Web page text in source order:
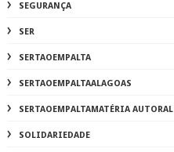
SEGURANÇA
SER
SERTAOEMPALTA
SERTAOEMPALTAALAGOAS
SERTAOEMPALTAMATÉRIA AUTORAL
SOLIDARIEDADE